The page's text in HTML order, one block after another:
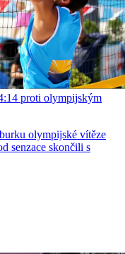
proti olympijským
olympijské vítěze
senzace skončili s